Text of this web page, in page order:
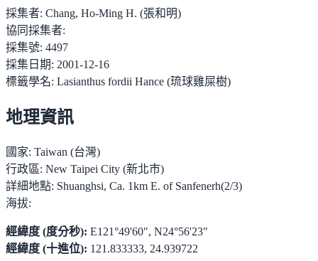
採集者: Chang, Ho-Ming H. (張和明)
協同採集者:
採集號: 4497
採集日期: 2001-12-16
標籤學名: Lasianthus fordii Hance (琉球雞屎樹)
地理資訊
國家: Taiwan (台灣)
行政區: New Taipei City (新北市)
詳細地點: Shuanghsi, Ca. 1km E. of Sanfenerh(2/3)
海拔:
經緯度 (度分秒): E121°49'60", N24°56'23"
經緯度 (十進位): 121.833333, 24.939722